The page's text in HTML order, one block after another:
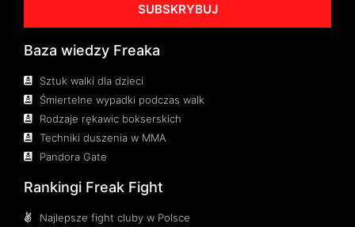
SUBSKRYBUJ
Baza wiedzy Freaka
Sztuk walki dla dzieci
Śmiertelne wypadki podczas walk
Rodzaje rękawic bokserskich
Techniki duszenia w MMA
Pandora Gate
Rankingi Freak Fight
Najlepsze fight cluby w Polsce